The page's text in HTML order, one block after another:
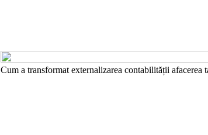
Cum a transformat externalizarea contabilității afacerea